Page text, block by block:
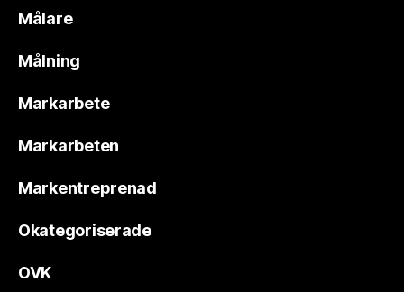
Målare
Målning
Markarbete
Markarbeten
Markentreprenad
Okategoriserade
OVK